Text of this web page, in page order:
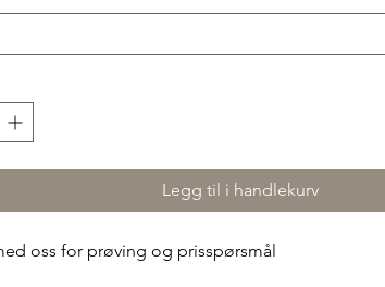
Legg til i handlekurv
oss for prøving og prisspørsmål